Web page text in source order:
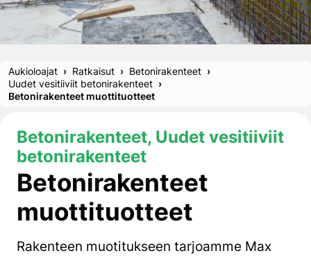
Aukioloajat Ratkaisut
Betonirakenteet
Uudet vesitiiviit betonirakenteet
Betonirakenteet muottituotteet
Betonirakenteet, Uudet vesitiiviit
betonirakenteet
Betonirakenteet
muottituotteet
Rakenteen muotitukseen tarjoamme Max